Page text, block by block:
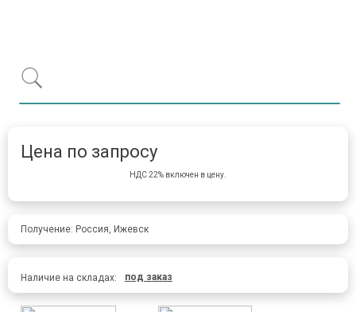
Цена по запросу
НДС 22% включен в цену.
Получение: Россия, Ижевск
Наличие на складах: под заказ